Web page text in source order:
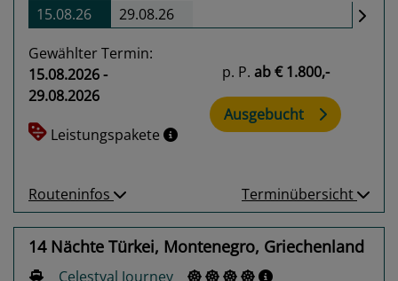
15.08.26
29.08.26
Gewählter Termin:
15.08.2026 -
29.08.2026
Leistungspakete
p. P. ab€ 1.800,-
Ausgebucht
Routeninfos Terminübersicht
14 Nächte Türkei, Montenegro, Griechenland
Celestyal Journey